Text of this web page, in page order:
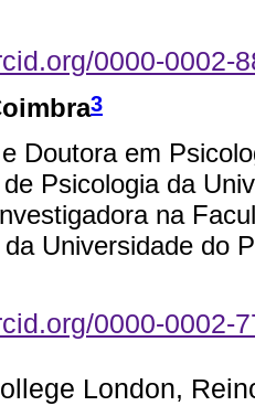
0000-0002-
3
Doutora em
Psicologia da
na
Universidade do
0000-0002-
London,